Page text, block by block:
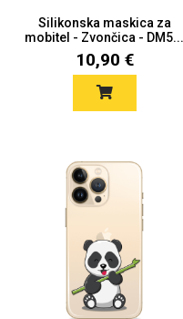
Silikonska maskica za
mobitel - Zvončica - DM5...
10,90 €
Gaming motivi
Sportski motivi